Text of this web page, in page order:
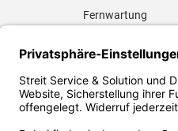
Fernwartung
Elektronischer
Rechnungsversand
FAQ EUDR